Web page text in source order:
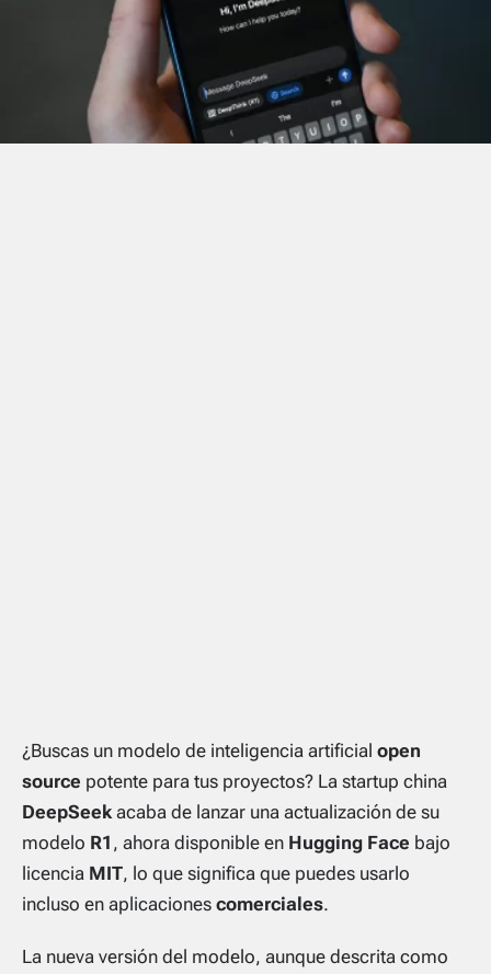
¿Buscas un modelo de inteligencia artificial open
source potente para tus proyectos? La startup china
DeepSeek acaba de lanzar una actualización de su
modelo R1 , ahora disponible en Hugging Face bajo
licencia MIT, lo que significa que puedes usarlo
incluso en aplicaciones comerciales.
La nueva versión del modelo, aunque descrita como